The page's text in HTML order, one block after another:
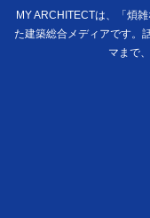
MY ARCHITECTは、「煩
た建築総合メディアです。
マまで